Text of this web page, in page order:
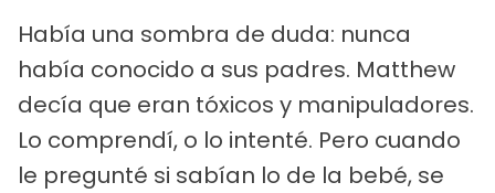
Había una sombra de duda: nunca
había conocido a sus padres. Matthew
decía que eran tóxicos y manipuladores.
Lo comprendí, o lo intenté. Pero cuando
le pregunté si sabían lo de la bebé, se